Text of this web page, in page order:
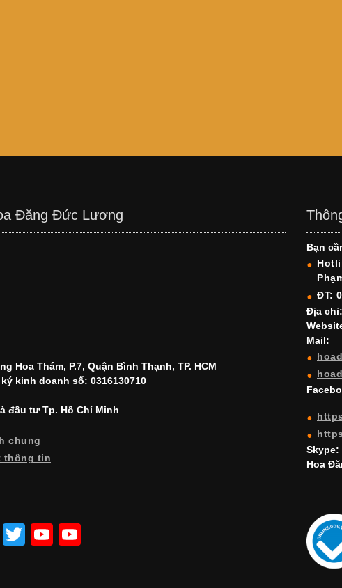
Đăng Đức Lương
Hoa Thám, P.7, Quận Bình Thạnh, TP. HCM
kinh doanh số: 0316130710
đầu tư Tp. Hồ Chí Minh
chung
thông tin
Li
T
Y
Bạn
ĐT:
Địa chỉ:
Mail:
Skype:
Hoa